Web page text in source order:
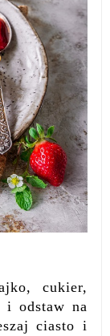
cukier,
i odstaw na
ciasto i